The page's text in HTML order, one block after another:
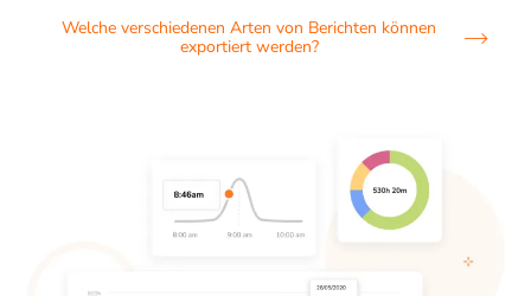
Welche verschiedenen Arten von Berichten können
exportiert werden?